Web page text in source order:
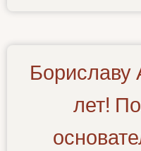
na-
yazyke
Бориславу
лет!